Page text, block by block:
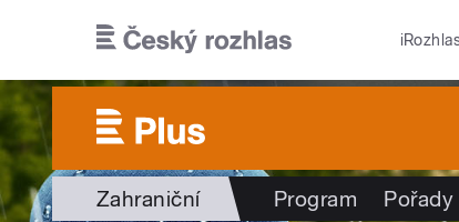
Zahraniční Program Pořady